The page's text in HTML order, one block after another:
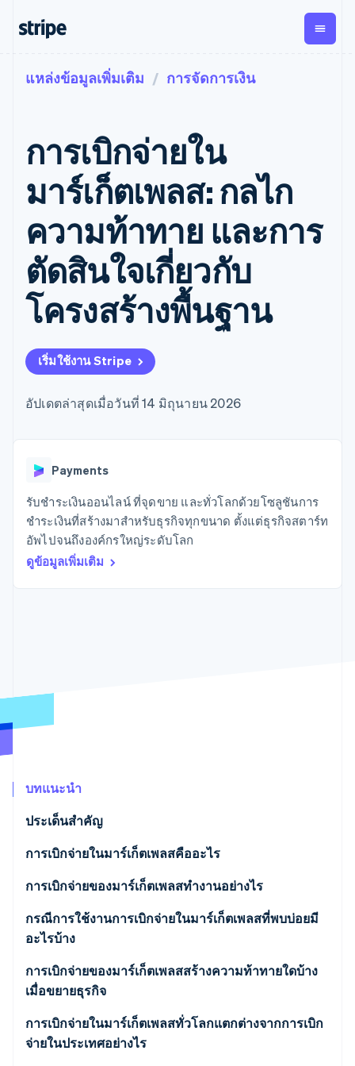
การชำระเงิน
การชำระเงิน
ออนไลน์
Payment links
การชำระเงิน
เขียนโค้ด
Checkout
UI การชำระ
เงินสำเร็จรูป
Elements
องค์ประกอบ UI
ที่ยืดหยุ่น
วิธีการชำระ
มากกว่า 125
รายการ
Authorization
ยกระดับการ
รวดเร็วขึ้น
รายรับ
รายรับตาม
แบบแผนล่วง
หน้า
Metronome
การเรียกเก็บ
ใช้งาน
การชำระเงิน
ตามรอบบิล
การจัดการ
การชำระเงิน
ตามรอบบิล
Invoicing
ครั้งเดียวหรือ
ตามแบบแผน
ขายและ VAT
อัตโนมัติ
Revenue
Data
Pipeline
การซิงค์
ข้อมูล
การ
Payouts
เบิกจ่าย
บุคคลที่
สาม
การก่อตั้งบริษัทสตาร์ทอัพ
Stripe Sessions 2026
AI อย่างไร
ตามขั้น
ตามกรณีใช้งาน
การค้าแบบใช้เอเจนต์
อีคอมเมิร์ซ
บริการทางการเงินที่ผสาน
รวมในตัว
การทำงานอัตโนมัติด้าน
การเงิน
ธุรกิจทั่วโลก
การชำระเงินในแอป
การจัดการเงิน
แพลตฟอร์ม
แวดวงครีเอเตอร์
เกม
การบริการ การเดินทาง
และสันทนาการ
ประกันภัย
สื่อและความบันเทิง
บริการเฉพาะทาง
เอกสารประกอบ
ไลบรารีและ SDK
Stripe Apps
คู่มือ
รับการชำระเงินออนไลน์
ติดตั้งใช้งานการชำระเงิน
สำเร็จรูป
สร้างแพลตฟอร์มหรือ
มาร์เก็ตเพลส
จัดการการชำระเงินตาม
เสนอการเรียกเก็บเงินตาม
การใช้งาน
รองรับอยู่
จัดเตรียมและจัดการ
การเชื่อมต่อการทำงาน
แอป
ตัวอย่างโค้ด
บล็อกของนักพัฒนา
เรียนรู้
คู่มือ
การสนับสนุน
รับการสนับสนุน
แพ็กเกจการสนับสนุนที่ได้
รับการจัดการ
บริการเฉพาะทาง
บริษัท
แผนงานผลิตภัณฑ์
การประชุมประจำปีแบบ
เซสชัน
การติดต่อ
ติดต่อฝ่ายขาย
แหล่งข้อมูลเพิ่มเติม การจัดการเงิน
การเบิกจ่ายใน
มาร์เก็ตเพลส: กลไก
ความท้าทาย และการ
ตัดสินใจเกี่ยวกับ
โครงสร้างพื้นฐาน
เริ่มใช้งาน Stripe
อัปเดตล่าสุดเมื่อวันที่ 14 มิถุนายน 2026
Payments
รับชำระเงินออนไลน์ ที่จุดขาย และทั่วโลกด้วยโซลูชันการ
ชำระเงินที่สร้างมาสำหรับธุรกิจทุกขนาด ตั้งแต่ธุรกิจสตาร์ท
อัพไปจนถึงองค์กรใหญ่ระดับโลก
ดูข้อมูลเพิ่มเติม
บทแนะนำ
ประเด็นสำคัญ
การเบิกจ่ายในมาร์เก็ตเพลสคืออะไร
การเบิกจ่ายของมาร์เก็ตเพลสทำงานอย่างไร
กรณีการใช้งานการเบิกจ่ายในมาร์เก็ตเพลสที่พบบ่อยมี
อะไรบ้าง
การเบิกจ่ายของมาร์เก็ตเพลสสร้างความท้าทายใดบ้าง
เมื่อขยายธุรกิจ
กระบวนการเริ่มต้นใช้งานของผู้รับ
การเบิกจ่ายในมาร์เก็ตเพลสทั่วโลกแตกต่างจากการเบิก
จ่ายในประเทศอย่างไร